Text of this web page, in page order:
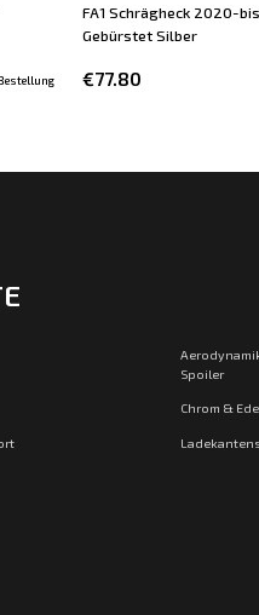
FA1 Schrägheck 2020-
Gebürstet Silber
€77.80
Spoiler
Chrom &